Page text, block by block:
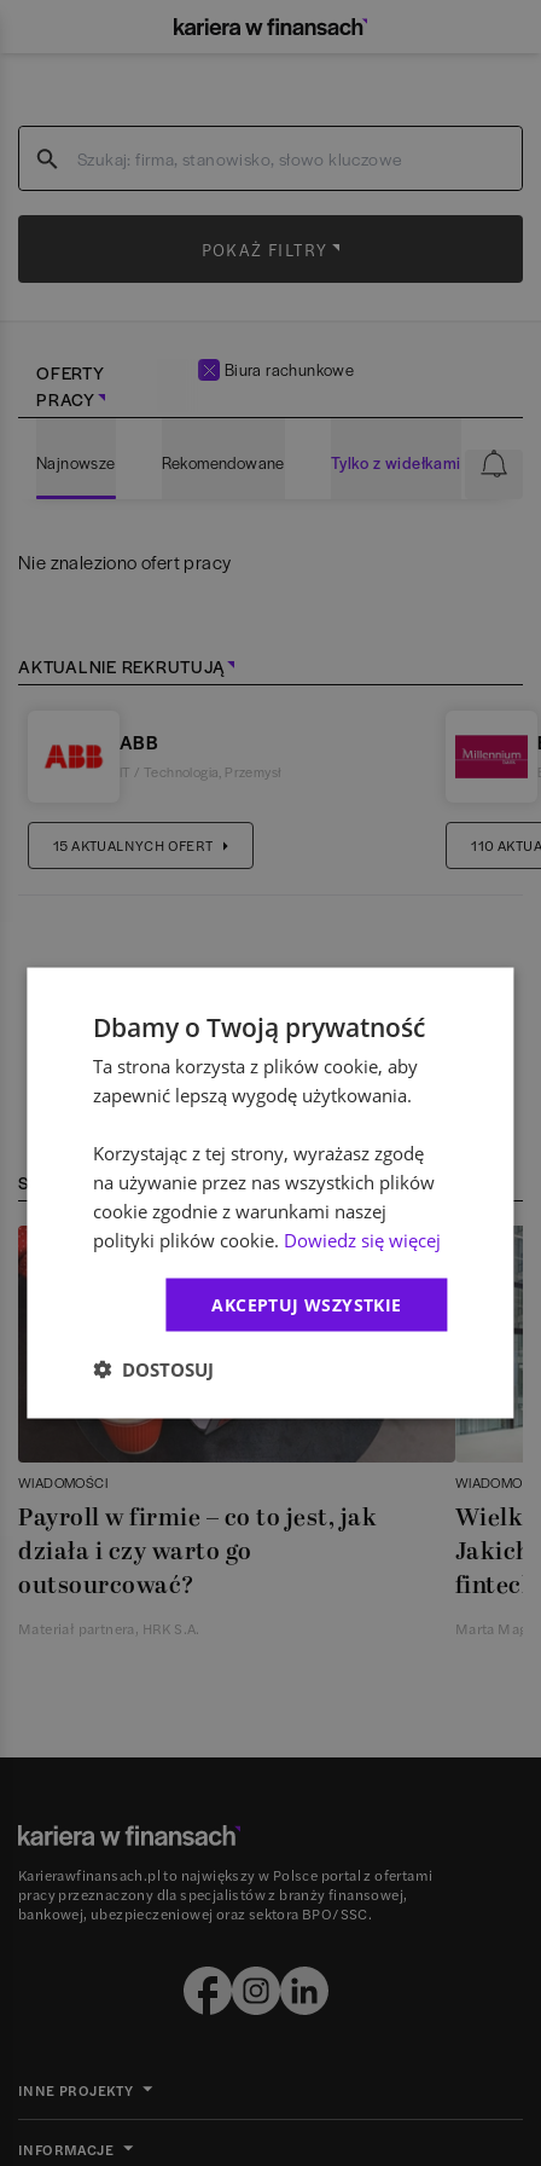
POKAŻ FILTRY
OFERTY
PRACY
Biura rachunkowe
Najnowsze Rekomendowane Tylko z widełkami
Nie znaleziono ofert pracy
AKTUALNIE REKRUTUJĄ
ABB
IT / Technologia Przemysł
15AKTUALNYCH OFERT 110
STREFA EKSPERTA
WIADOMOŚCI
Payroll w firmie – co to jest, jak
działa i czy warto go
outsourcować?
Materiał partnera, HRK S.A.
Jakich
Marta
Karierawfinansach.pl to największy w Polsce portal z ofertami
pracy przeznaczony dla specjalistów z branży finansowej,
bankowej, ubezpieczeniowej oraz sektora BPO/SSC.
INNE PROJEKTY
INFORMACJE
Dbamy o Twoją prywatność
Ta strona korzysta z plików cookie, aby
zapewnić lepszą wygodę użytkowania.
Korzystając z tej strony, wyrażasz zgodę
na używanie przez nas wszystkich plików
cookie zgodnie z warunkami naszej
polityki plików cookie. Dowiedz się więcej
AKCEPTUJ WSZYSTKIE
DOSTOSUJ